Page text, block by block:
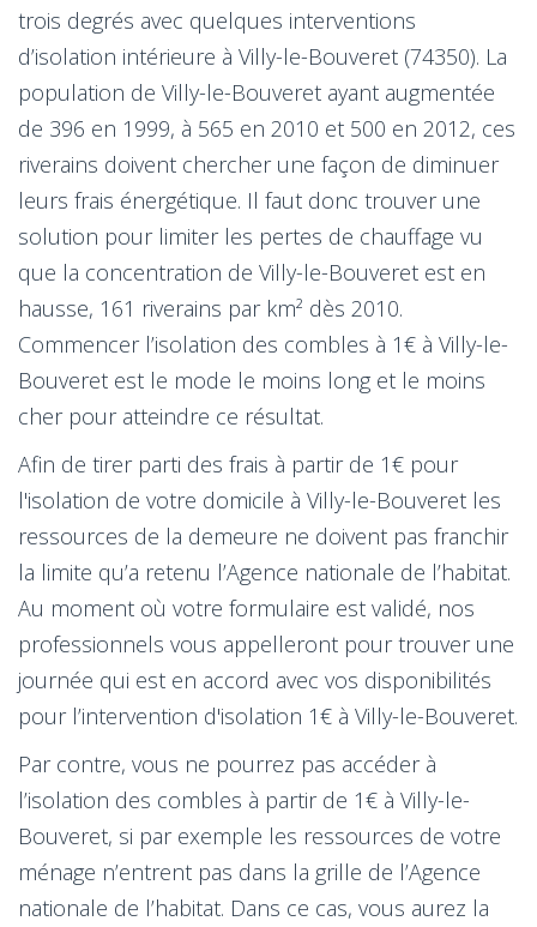
trois degrés avec quelques interventions
d’isolation intérieure à Villy-le-Bouveret (74350). La
population de Villy-le-Bouveret ayant augmentée
de 396 en 1999, à 565 en 2010 et 500 en 2012, ces
riverains doivent chercher une façon de diminuer
leurs frais énergétique. Il faut donc trouver une
solution pour limiter les pertes de chauffage vu
que la concentration de Villy-le-Bouveret est en
hausse, 161 riverains par km² dès 2010.
Commencer l’isolation des combles à 1€ à Villy-le-
Bouveret est le mode le moins long et le moins
cher pour atteindre ce résultat.
Afin de tirer parti des frais à partir de 1€ pour
l'isolation de votre domicile à Villy-le-Bouveret les
ressources de la demeure ne doivent pas franchir
la limite qu’a retenu l’Agence nationale de l’habitat.
Au moment où votre formulaire est validé, nos
professionnels vous appelleront pour trouver une
journée qui est en accord avec vos disponibilités
pour l’intervention d'isolation 1€ à Villy-le-Bouveret.
Par contre, vous ne pourrez pas accéder à
l’isolation des combles à partir de 1€ à Villy-le-
Bouveret, si par exemple les ressources de votre
ménage n’entrent pas dans la grille de l’Agence
nationale de l’habitat. Dans ce cas, vous aurez la